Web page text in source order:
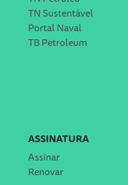
TN Sustentável
Portal Naval
TB Petroleum
ASSINATURA
Assinar
Renovar